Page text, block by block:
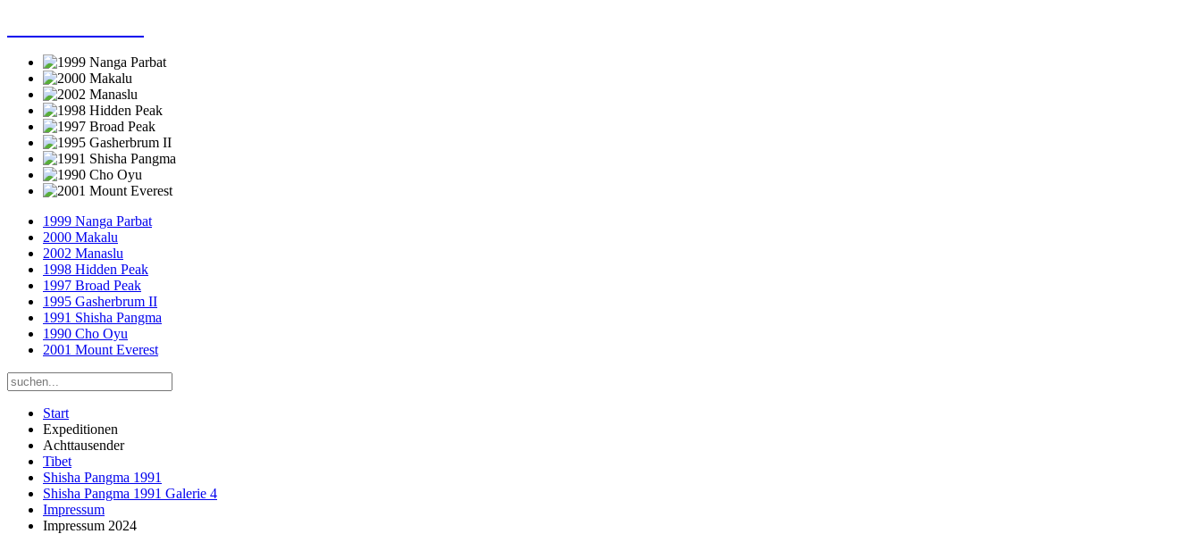
1999 Nanga Parbat
2000 Makalu
2002 Manaslu
1998 Hidden Peak
1997 Broad Peak
1995 Gasherbrum II
1991 Shisha Pangma
1990 Cho Oyu
2001 Mount Everest
Start
Expeditionen
Achttausender
Tibet
Shisha Pangma 1991
Shisha Pangma 1991 Galerie 4
Impressum
Impressum 2024